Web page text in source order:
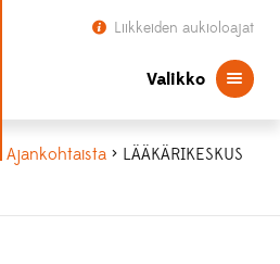
Liikkeiden aukioloajat
Valikko
>Ajankohtaista > LÄÄKÄRIKESKUS